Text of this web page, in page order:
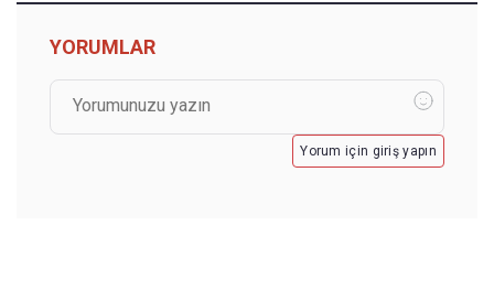
YORUMLAR
Yorum için giriş yapın